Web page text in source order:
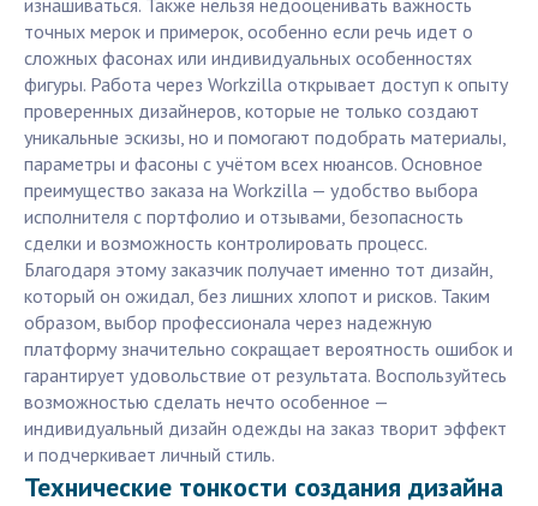
изнашиваться. Также нельзя недооценивать важность
точных мерок и примерок, особенно если речь идет о
сложных фасонах или индивидуальных особенностях
фигуры. Работа через Workzilla открывает доступ к опыту
проверенных дизайнеров, которые не только создают
уникальные эскизы, но и помогают подобрать материалы,
параметры и фасоны с учётом всех нюансов. Основное
преимущество заказа на Workzilla — удобство выбора
исполнителя с портфолио и отзывами, безопасность
сделки и возможность контролировать процесс.
Благодаря этому заказчик получает именно тот дизайн,
который он ожидал, без лишних хлопот и рисков. Таким
образом, выбор профессионала через надежную
платформу значительно сокращает вероятность ошибок и
гарантирует удовольствие от результата. Воспользуйтесь
возможностью сделать нечто особенное —
индивидуальный дизайн одежды на заказ творит эффект
и подчеркивает личный стиль.
Технические тонкости создания дизайна